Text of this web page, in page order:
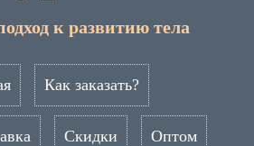
к развитию тела
Как заказать?
Скидки Оптом